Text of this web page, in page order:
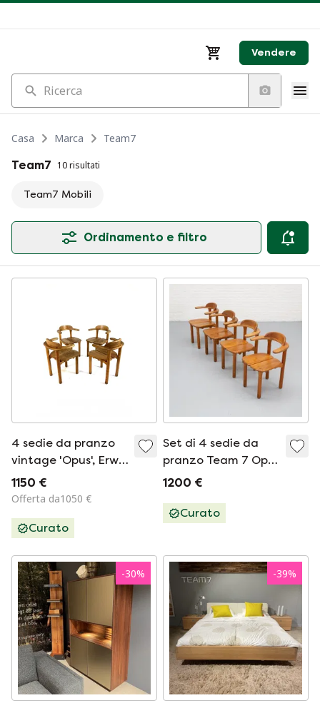
Vendere
Ricerca
Casa Marca
Team7
Team7 10 risultati
Team7 Mobili
Ordinamento e filtro
4 sedie da pranzo
vintage 'Opus', Erwin
Berghammer '80
1150 €
Offerta da1050 €
Curato
Set di 4 sedie da
pranzo Team 7 Opus
anni '80
1200 €
Curato
-30% -39%